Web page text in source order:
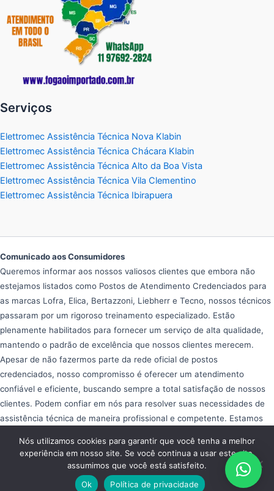
Serviços
Elettromec Assistência Técnica Nova Klabin
Elettromec Assistência Técnica Chácara Klabin
Elettromec Assistência Técnica Alto da Boa Vista
Elettromec Assistência Técnica Vila Clementino
Elettromec Assistência Técnica Ibirapuera
Comunicado aos Consumidores
Queremos informar aos nossos valiosos clientes que embora não
estejamos listados como Postos de Atendimento Credenciados para
as marcas Lofra, Elica, Bertazzoni, Liebherr e Tecno, nossos técnicos
passaram por um rigoroso treinamento especializado. Estão
plenamente habilitados para fornecer um serviço de alta qualidade,
mantendo o padrão de excelência que nossos clientes merecem.
Apesar de não fazermos parte da rede oficial de postos
credenciados, nosso compromisso é oferecer um atendimento
confiável e eficiente, buscando sempre a total satisfação de nossos
clientes. Podem confiar em nós para resolver suas necessidades de
assistência técnica de maneira profissional e competente. Estamos
forma possível, proporcionando tranquilidade e eficiência em seu dia
Copyright © 2026 Assistência Fogão Importado
Nós utilizamos cookies para garantir que você tenha a melhor
experiência em nosso site. Se você continua a usar este site,
assumimos que você está satisfeito.
Ok
Política de privacidade